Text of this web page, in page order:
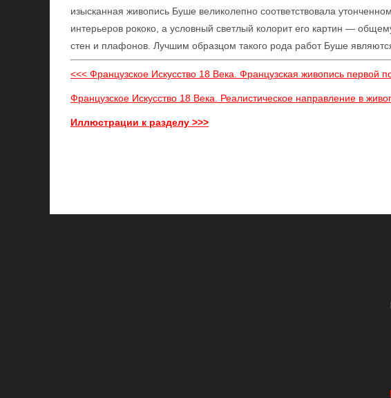
изысканная живопись Буше великолепно соответствовала
интерьеров рококо, а условный светлый колорит его картин —
стен и плафонов. Лучшим образцом такого рода работ Буше
<<< Французское Искусство 18 Века. Французская живопись первой
Французское Искусство 18 Века. Реалистическое направление в
Иллюстрации к разделу >>>